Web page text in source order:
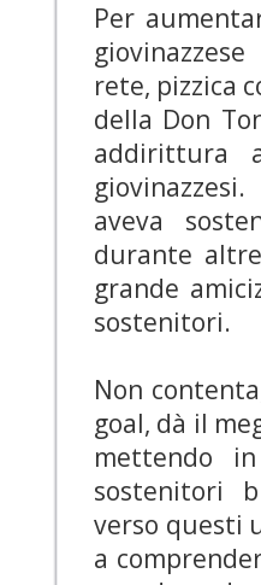
Per
rete, pizzica
della Don
addirittura
aveva
durante
grande
sostenitori.
Non
goal, dà il
mettendo
sostenitori
verso questi
a